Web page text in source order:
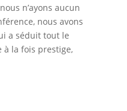
n’ayons aucun
nous avons
a séduit tout le
à la fois prestige,